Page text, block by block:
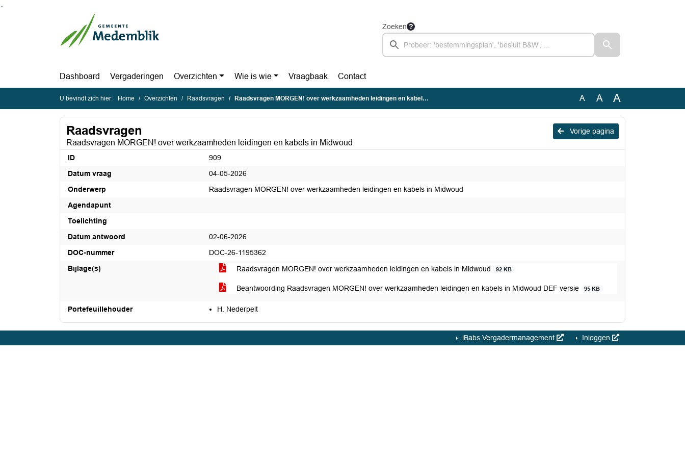
Ga naar de inhoud van deze pagina
Zoeken
Dashboard Vergaderingen Overzichten Wie is wie Vraagbaak Contact
U bevindt zich hier: Home Overzichten Raadsvragen Raadsvragen MORGEN! over werkzaamheden leidingen en kabels in Midwoud A A A
Vorige pagina
Raadsvragen
Raadsvragen MORGEN! over werkzaamheden leidingen en kabels in Midwoud
ID
909
Datum vraag
04-05-2026
Onderwerp
Raadsvragen MORGEN! over werkzaamheden leidingen en kabels in Midwoud
Agendapunt
Toelichting
Datum antwoord
02-06-2026
DOC-nummer
DOC-26-1195362
Bijlage(s)
Raadsvragen MORGEN! over werkzaamheden leidingen en kabels in Midwoud 92 KB
Beantwoording Raadsvragen MORGEN! over werkzaamheden leidingen en kabels in Midwoud DEF versie 95 KB
Portefeuillehouder H. Nederpelt
iBabs Vergadermanagement Inloggen